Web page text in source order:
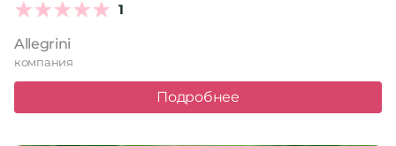
1
Allegrini
компания
Подробнее